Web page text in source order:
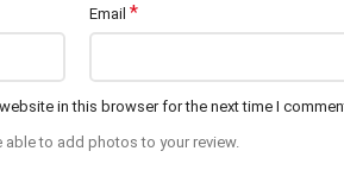
Email *
in this browser for the next time I
to add photos to your review.